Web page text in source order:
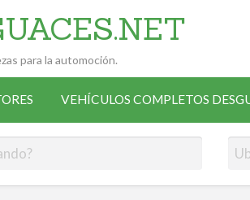
ALTA
ANUNCIANTE
para la automoción.
VEHÍCULOS COMPLETOS